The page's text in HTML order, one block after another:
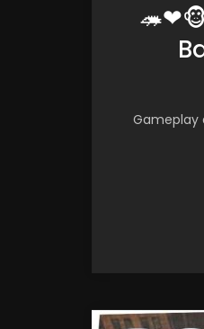
Gameplay